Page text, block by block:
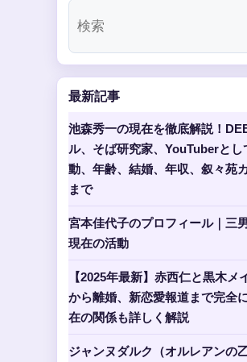
最新記事
池森秀一の現在を徹底解説！
ル、そば研究家、YouTuberとし
動、年齢、結婚、年収、叙々苑
まで
宮本佳代子のプロフィール｜三
現在の活動
【2025年最新】赤西仁と黒木メ
から離婚、新恋愛報道まで完全
在の関係も詳しく解説
ジャンヌダルク（オルレアンの